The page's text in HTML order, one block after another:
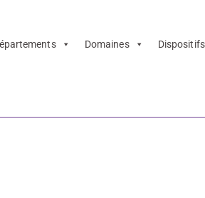
Domaines Dispositifs
culturels